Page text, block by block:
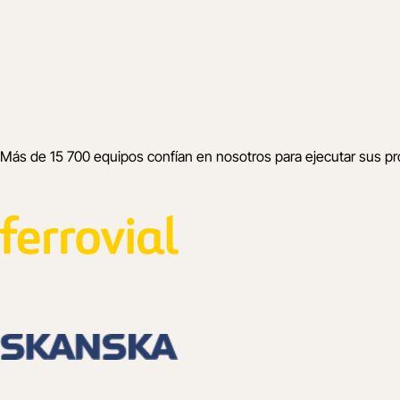
Más de 15 700 equipos confían en nosotros para ejecutar sus